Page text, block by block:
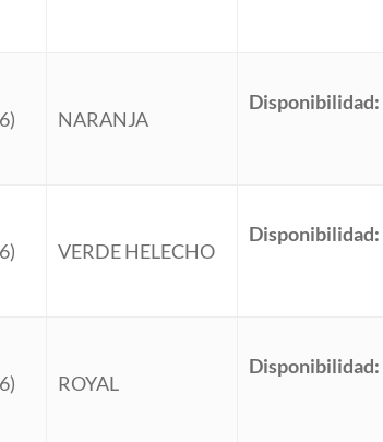
NARANJA
Disponibilidad:
VERDE HELECHO
Disponibilidad:
ROYAL
Disponibilidad: